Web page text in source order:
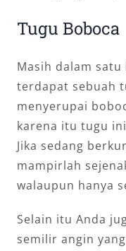
Tugu Boboca
Masih dalam satu
terdapat sebuah
menyerupai
karena itu tugu
Jika sedang
mampirlah
walaupun hanya
Selain itu Anda
semilir angin